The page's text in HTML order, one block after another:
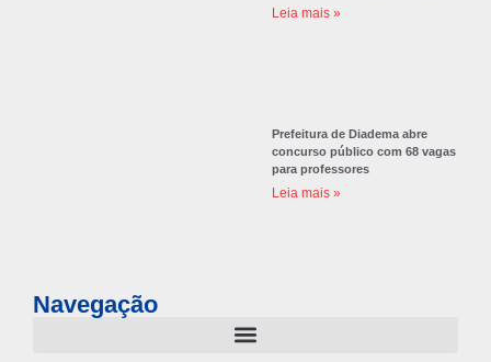
Leia mais »
Prefeitura de Diadema abre
concurso público com 68 vagas
para professores
Leia mais »
Navegação